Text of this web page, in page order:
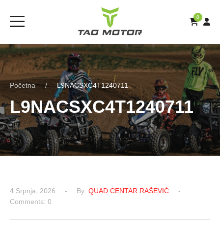
0
Početna L9NACSXC4T1240711
L9NACSXC4T1240711
4 Srpnja, 2026 By: QUAD CENTAR RAŠEVIĆ
Comments: 0